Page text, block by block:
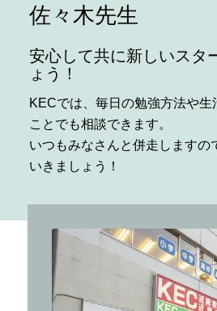
佐々木先生
安心して共に新しいスタ
ょう！
KECでは、毎日の勉強方法や生
ことでも相談できます。
いつもみなさんと併走しますの
いきましょう！